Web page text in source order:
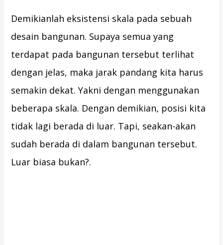
Demikianlah eksistensi skala pada sebuah
desain bangunan. Supaya semua yang
terdapat pada bangunan tersebut terlihat
dengan jelas, maka jarak pandang kita harus
semakin dekat. Yakni dengan menggunakan
beberapa skala. Dengan demikian, posisi kita
tidak lagi berada di luar. Tapi, seakan-akan
sudah berada di dalam bangunan tersebut.
Luar biasa bukan?.